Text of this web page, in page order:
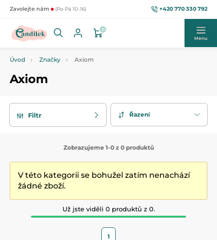
Zavolejte nám (Po-Pá 10-16) +420 770 330 792
0
Menu
Úvod Značky Axiom
Axiom
Filtr Řazení
Zobrazujeme 1-0 z 0 produktů
V této kategorii se bohužel zatím nenachází
žádné zboží.
Už jste viděli 0 produktů z 0.
1